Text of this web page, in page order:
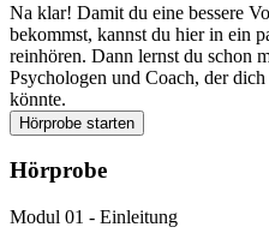
Na klar! Damit du eine bessere
bekommst, kannst du hier in ein
reinhören. Dann lernst du schon
Psychologen und Coach, der
könnte.
Hörprobe starten
Hörprobe
Modul 01 - Einleitung